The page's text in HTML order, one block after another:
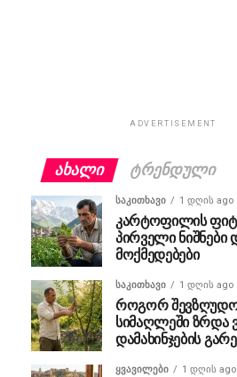
ADVERTISEMENT
ᲐᲮᲐᲚᲘ ᲢᲠᲔᲜᲓᲣᲚᲘ
ᲡᲐᲙᲘᲗᲮᲐᲕᲘ 1 დღის ago
კარტოფილის
პირველი ნიშნები
მოქმედებები
ᲡᲐᲙᲘᲗᲮᲐᲕᲘ 1 დღის ago
როგორ
სიმაღლეში ზრდა
დამახინჯების
ᲧᲕᲐᲕᲘᲚᲔᲑᲘ 1 დღის ago